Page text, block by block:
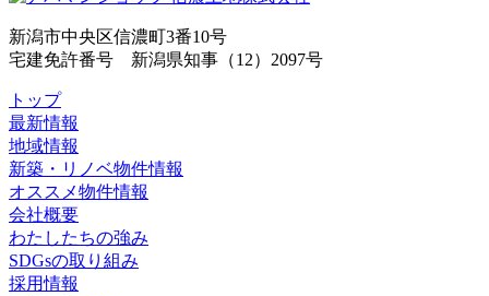
新潟市中央区信濃町3番10号
宅建免許番号 新潟県知事（12）2097号
トップ
最新情報
地域情報
新築・リノベ物件情報
オススメ物件情報
会社概要
わたしたちの強み
SDGsの取り組み
採用情報